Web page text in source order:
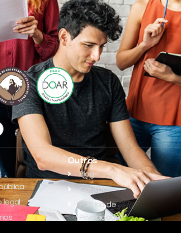
legal
Outros
Blog
Contato
Política de
Privacidade